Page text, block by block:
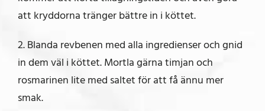
att kryddorna tränger bättre in i köttet.
2. Blanda revbenen med alla ingredienser och gnid
in dem väl i köttet. Mortla gärna timjan och
rosmarinen lite med saltet för att få ännu mer
smak.